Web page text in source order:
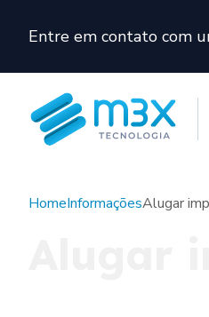
Entre em contato com
HomeInformaçõesAlugar